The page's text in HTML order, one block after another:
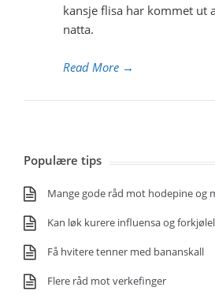
kansje flisa har kommet ut
natta.
Read More →
Populære tips
Mange gode råd mot hodepine og
Kan løk kurere influensa og
Få hvitere tenner med bananskall
Flere råd mot verkefinger